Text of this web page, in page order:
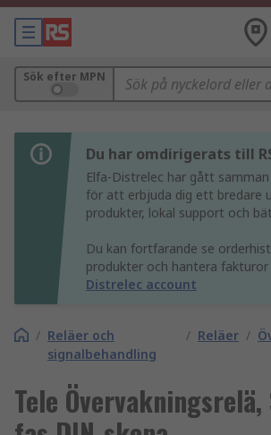
Sök efter MPN
Du har omdirigerats till
Elfa-Distrelec har gått samman
för att erbjuda dig ett bredare
produkter, lokal support och
Du kan fortfarande se
produkter och hantera
Distrelec account
/ Reläer och
signalbehandling
/ Reläer /
Tele Övervakningsrelä,